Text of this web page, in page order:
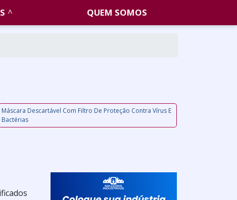
QUEM SOMOS
Máscara Descartável Com Filtro De Proteção Contra Vírus E
Bactérias